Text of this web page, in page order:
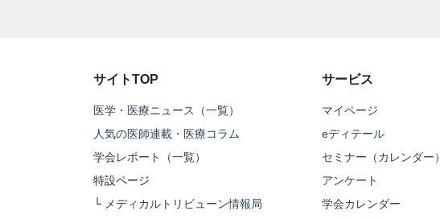
サイトTOP
医学・医療ニュース（一覧）
人気の医師連載・医療コラム
学会レポート（一覧）
特設ページ
└ メディカルトリビューン情報局
サービス
マイページ
eディテール
セミナー（カレンダー）
アンケート
学会カレンダー